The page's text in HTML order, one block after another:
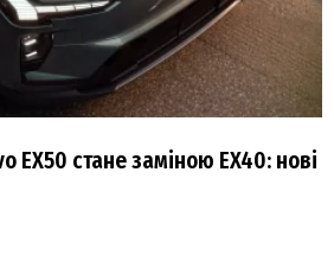
EX50 стане заміною EX40: нові